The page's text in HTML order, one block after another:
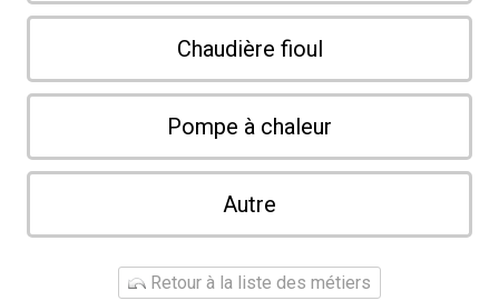
Chaudière fioul
Pompe à chaleur
Autre
Retour à la liste des métiers